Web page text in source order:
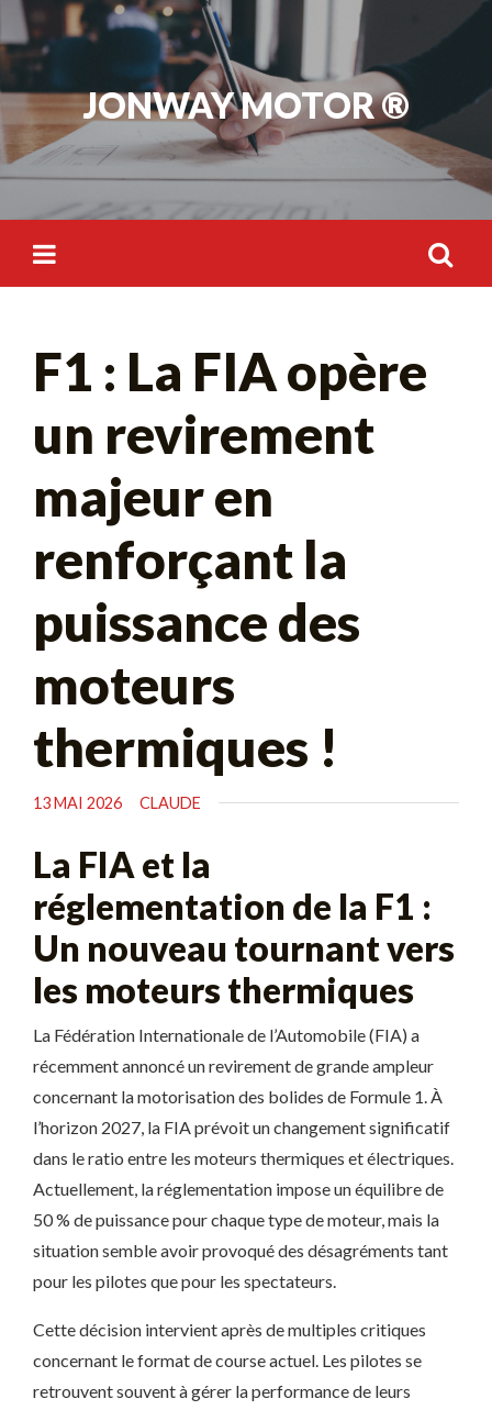
Skip
to
content
JONWAY MOTOR ®
F1 : La FIA opère
un revirement
majeur en
renforçant la
puissance des
moteurs
thermiques !
13 MAI 2026 CLAUDE
La FIA et la
réglementation de la F1 :
Un nouveau tournant vers
les moteurs thermiques
La Fédération Internationale de l’Automobile (FIA) a
récemment annoncé un revirement de grande ampleur
concernant la motorisation des bolides de Formule 1. À
l’horizon 2027, la FIA prévoit un changement significatif
dans le ratio entre les moteurs thermiques et électriques.
Actuellement, la réglementation impose un équilibre de
50 % de puissance pour chaque type de moteur, mais la
situation semble avoir provoqué des désagréments tant
pour les pilotes que pour les spectateurs.
Cette décision intervient après de multiples critiques
concernant le format de course actuel. Les pilotes se
retrouvent souvent à gérer la performance de leurs